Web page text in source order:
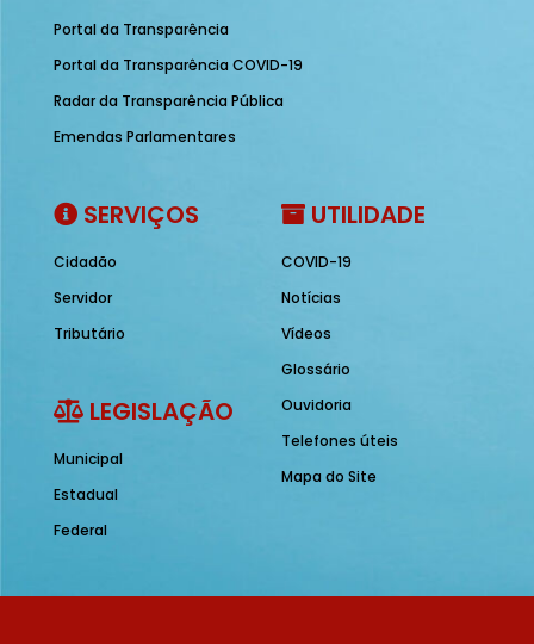
Portal da Transparência
Portal da Transparência COVID-19
Radar da Transparência Pública
Emendas Parlamentares
SERVIÇOS
Cidadão
Servidor
Tributário
LEGISLAÇÃO
Municipal
Estadual
Federal
UTILIDADE
COVID-19
Notícias
Vídeos
Glossário
Ouvidoria
Telefones úteis
Mapa do Site